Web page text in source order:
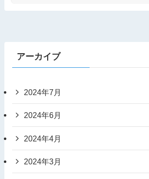
アーカイブ
2024年7月
2024年6月
2024年4月
2024年3月